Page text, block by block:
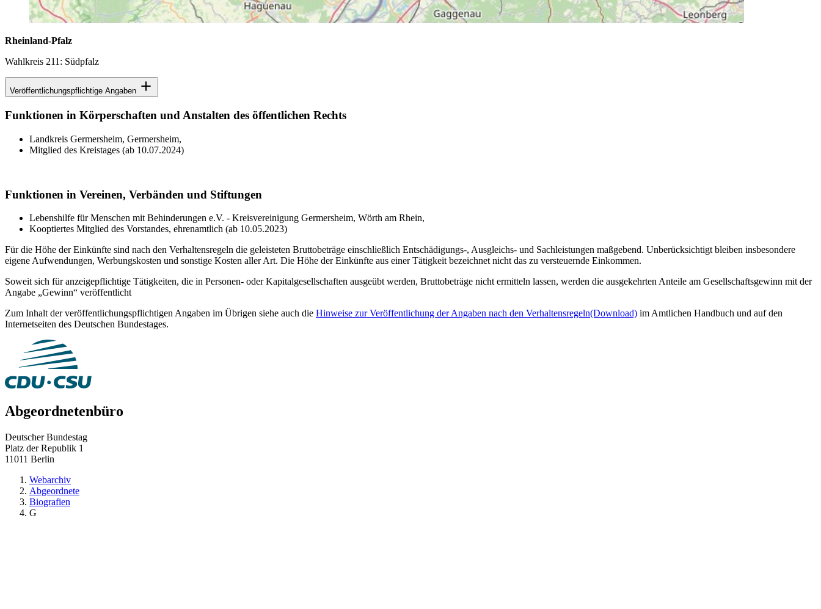
Rheinland-Pfalz
Wahlkreis 211: Südpfalz
Veröffentlichungspflichtige Angaben
Funktionen in Körperschaften und Anstalten des öffentlichen Rechts
Landkreis Germersheim, Germersheim,
Mitglied des Kreistages (ab 10.07.2024)
Funktionen in Vereinen, Verbänden und Stiftungen
Lebenshilfe für Menschen mit Behinderungen e.V. - Kreisvereinigung Germersheim, Wörth am Rhein,
Kooptiertes Mitglied des Vorstandes, ehrenamtlich (ab 10.05.2023)
Für die Höhe der Einkünfte sind nach den Verhaltensregeln die geleisteten Bruttobeträge einschließlich Entschädigungs-, Ausgleichs- und Sachleistungen maßgebend. Unberücksichtigt bleiben insbesondere
eigene Aufwendungen, Werbungskosten und sonstige Kosten aller Art. Die Höhe der Einkünfte aus einer Tätigkeit bezeichnet nicht das zu versteuernde Einkommen.
Soweit sich für anzeigepflichtige Tätigkeiten, die in Personen- oder Kapitalgesellschaften ausgeübt werden, Bruttobeträge nicht ermitteln lassen, werden die ausgekehrten Anteile am Gesellschaftsgewinn mit der
Angabe „Gewinn“ veröffentlicht
Zum Inhalt der veröffentlichungspflichtigen Angaben im Übrigen siehe auch die Hinweise zur Veröffentlichung der Angaben nach den Verhaltensregeln(Download) im Amtlichen Handbuch und auf den
Internetseiten des Deutschen Bundestages.
Abgeordnetenbüro
Deutscher Bundestag
Platz der Republik 1
11011 Berlin
Webarchiv
Abgeordnete
Biografien
G